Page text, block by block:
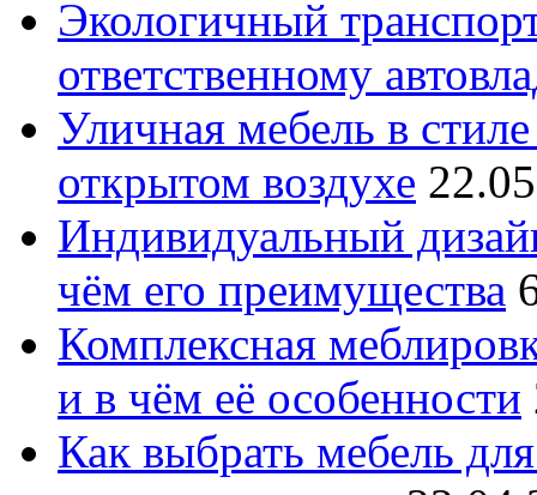
Экологичный
ответственному
Уличная мебель в
открытом воздухе
Индивидуальный
чём его преимущества
Комплексная
и в чём её особенности
Как выбрать мебель